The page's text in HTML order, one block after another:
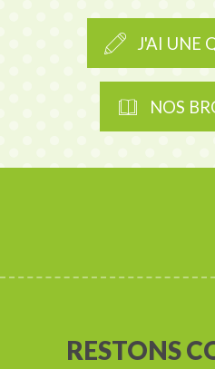
J'AI UNE
NOS
RESTONS